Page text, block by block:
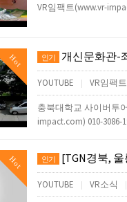
VR임팩트(www.vr-
Hot 인기 개신문화관-좌
YOUTUBE | VR임팩트
충북대학교 사이버투
impact.com) 010-3086-
Hot 인기 [TGN경북,
YOUTUBE | VR소식 |